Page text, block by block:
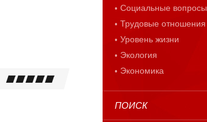
Социальные вопросы
Трудовые отношения
Уровень жизни
Экология
Экономика
ПОИСК